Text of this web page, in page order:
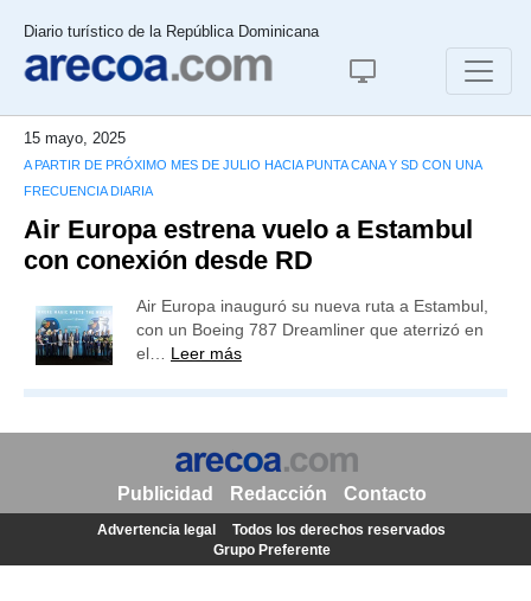
Diario turístico de la República Dominicana
15 mayo, 2025
A PARTIR DE PRÓXIMO MES DE JULIO HACIA PUNTA CANA Y SD CON UNA
FRECUENCIA DIARIA
Air Europa estrena vuelo a Estambul
con conexión desde RD
Air Europa inauguró su nueva ruta a Estambul,
con un Boeing 787 Dreamliner que aterrizó en
el… Leer más
Publicidad Redacción Contacto
Advertencia legal
Todos los derechos reservados
Grupo Preferente